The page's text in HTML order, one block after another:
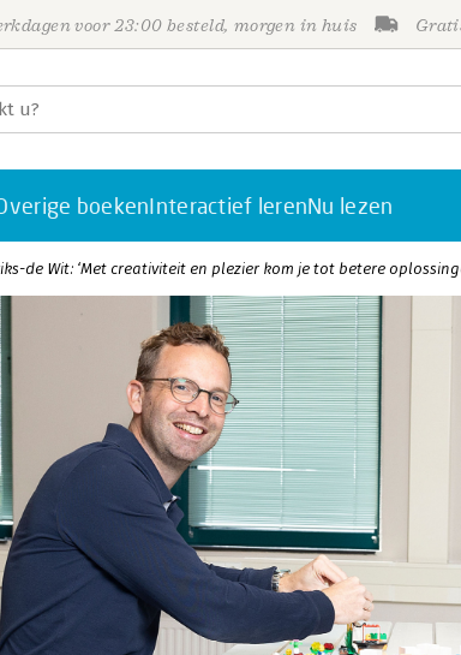
voor 23:00 besteld, morgen in huis
boekenInteractief lerenNu lezen
de Wit: ‘Met creativiteit en plezier kom je tot betere